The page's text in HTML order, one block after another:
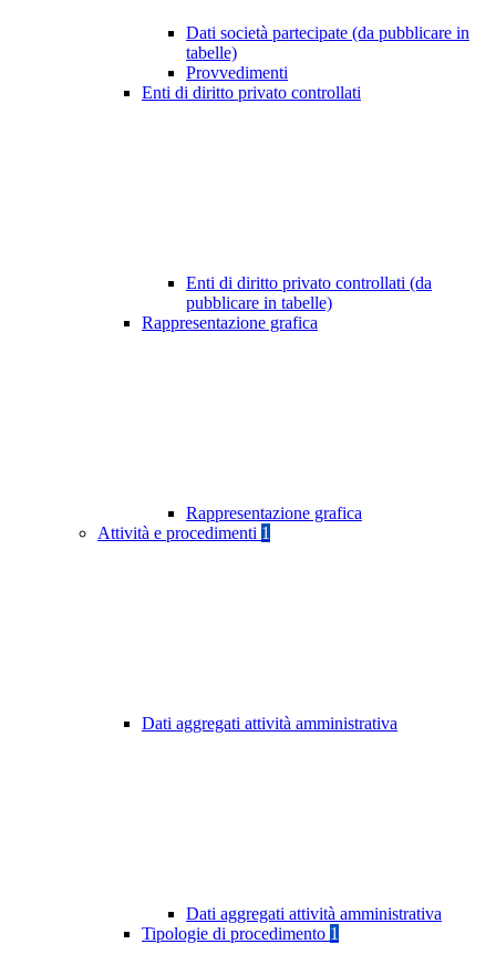
Dati società partecipate (da pubblicare in
tabelle)
Provvedimenti
Enti di diritto privato controllati
Enti di diritto privato controllati (da
pubblicare in tabelle)
Rappresentazione grafica
Rappresentazione grafica
Attività e procedimenti 1
Dati aggregati attività amministrativa
Dati aggregati attività amministrativa
Tipologie di procedimento 1